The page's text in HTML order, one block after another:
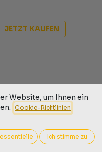
JETZT KAUFEN
Website, um Ihnen ein
Cookie-Richtlinien
Ich stimme zu